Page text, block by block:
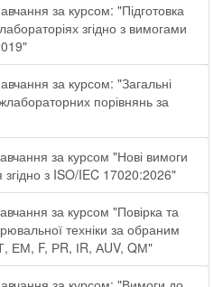
за курсом: "Підготовка
згідно з вимогами
за курсом: "Загальні
порівнянь за
за курсом "Нові вимоги
згідно з ISO/IEC 17020:2026"
за курсом "Повірка та
техніки за обраним
ЕМ, F, РR, ІR, АUV, QМ"